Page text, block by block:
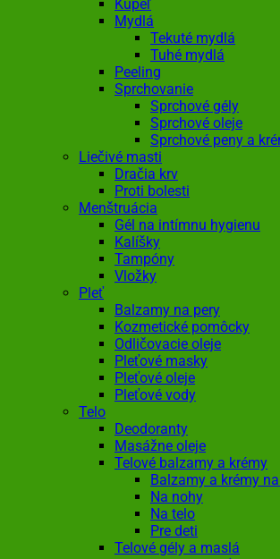
Kúpeľ
Mydlá
Tekuté mydlá
Tuhé mydlá
Peeling
Sprchovanie
Sprchové gély
Sprchové oleje
Sprchové peny a
Liečivé masti
Dračia krv
Proti bolesti
Menštruácia
Gél na intímnu hygienu
Kalíšky
Tampóny
Vložky
Pleť
Balzamy na pery
Kozmetické pomôcky
Odličovacie oleje
Pleťové masky
Pleťové oleje
Pleťové vody
Telo
Deodoranty
Masážne oleje
Telové balzamy a krémy
Balzamy a krémy
Na nohy
Na telo
Pre deti
Telové gély a maslá